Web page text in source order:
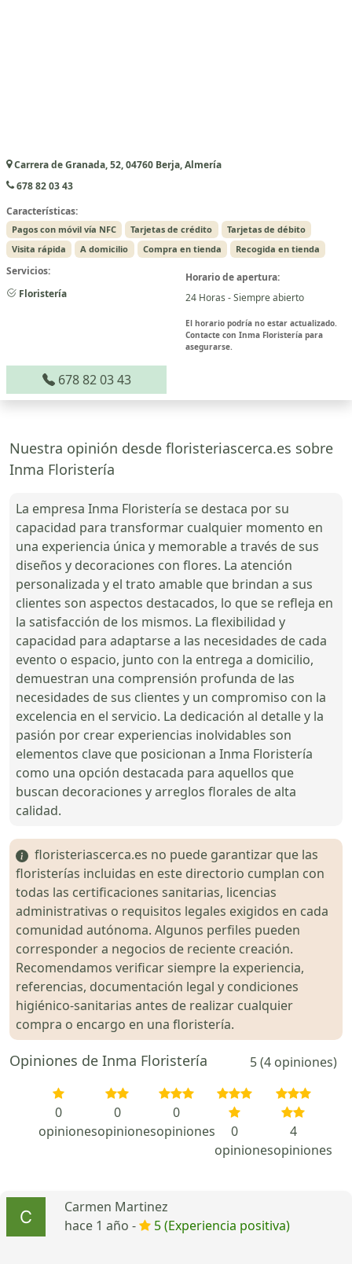
Carrera de Granada, 52, 04760 Berja, Almería
678 82 03 43
Características:
Pagos con móvil vía NFC Tarjetas de crédito
Tarjetas de débito
Visita rápida
A domicilio Compra en tienda Recogida en tienda
Servicios:
Floristería
Horario de apertura:
24 Horas - Siempre abierto
El horario podría no estar actualizado.
Contacte con Inma Floristería para
asegurarse.
678 82 03 43
Nuestra opinión desde floristeriascerca.es sobre
Inma Floristería
La empresa Inma Floristería se destaca por su
capacidad para transformar cualquier momento en
una experiencia única y memorable a través de sus
diseños y decoraciones con flores. La atención
personalizada y el trato amable que brindan a sus
clientes son aspectos destacados, lo que se refleja en
la satisfacción de los mismos. La flexibilidad y
capacidad para adaptarse a las necesidades de cada
evento o espacio, junto con la entrega a domicilio,
demuestran una comprensión profunda de las
necesidades de sus clientes y un compromiso con la
excelencia en el servicio. La dedicación al detalle y la
pasión por crear experiencias inolvidables son
elementos clave que posicionan a Inma Floristería
como una opción destacada para aquellos que
buscan decoraciones y arreglos florales de alta
calidad.
floristeriascerca.es no puede garantizar que las
floristerías incluidas en este directorio cumplan con
todas las certificaciones sanitarias, licencias
administrativas o requisitos legales exigidos en cada
comunidad autónoma. Algunos perfiles pueden
corresponder a negocios de reciente creación.
Recomendamos verificar siempre la experiencia,
referencias, documentación legal y condiciones
higiénico-sanitarias antes de realizar cualquier
compra o encargo en una floristería.
Opiniones de Inma Floristería 5 (4 opiniones)
0
opiniones
0
opiniones
0
opiniones
0
opiniones
4
opiniones
Carmen Martinez
hace 1 año -
5 (Experiencia positiva)